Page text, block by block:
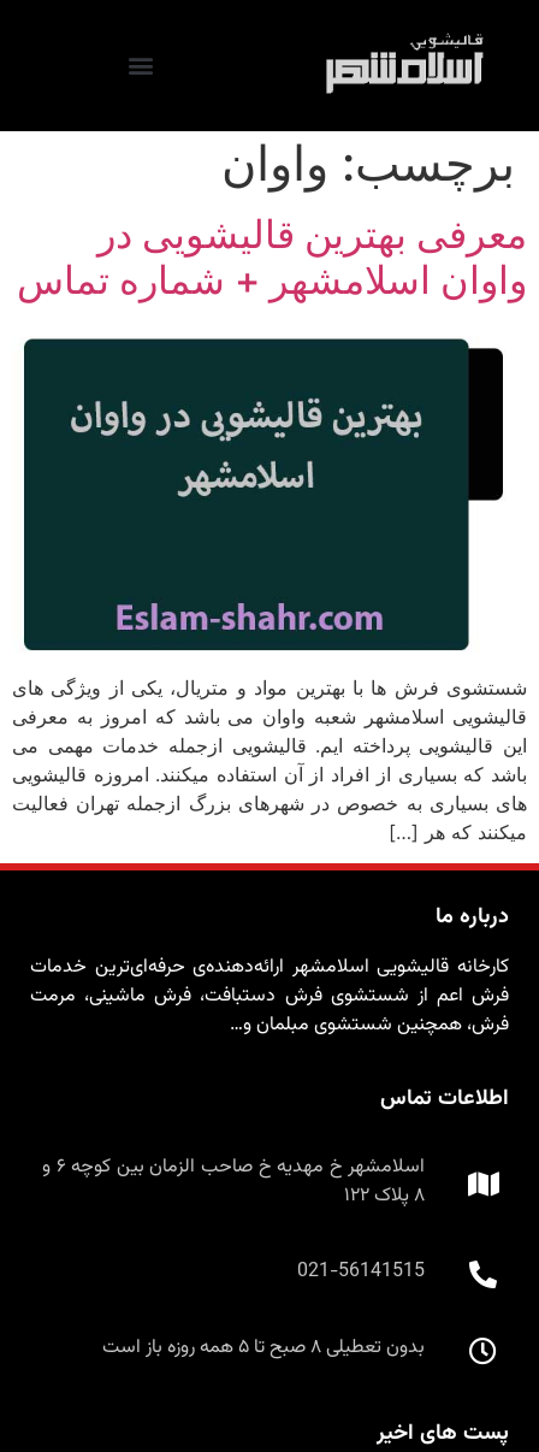
برچسب: واوان
معرفی بهترین قالیشویی در
واوان اسلامشهر + شماره تماس
شستشوی فرش ها با بهترین مواد و متریال، یکی از ویژگی های
قالیشویی اسلامشهر شعبه واوان می باشد که امروز به معرفی
این قالیشویی پرداخته ایم. قالیشویی ازجمله خدمات مهمی می
باشد که بسیاری از افراد از آن استفاده میکنند. امروزه قالیشویی
های بسیاری به خصوص در شهرهای بزرگ ازجمله تهران فعالیت
میکنند که هر […]
درباره ما
کارخانه قالیشویی اسلامشهر ارائه‌دهنده‌ی حرفه‌ای‌ترین خدمات
فرش اعم از شستشوی فرش دستبافت، فرش ماشینی، مرمت
فرش، همچنین شستشوی مبلمان و…
اطلاعات تماس
اسلامشهر خ مهدیه خ صاحب الزمان بین کوچه ۶ و
۸ پلاک ۱۲۲
021-56141515
بدون تعطیلی ۸ صبح تا ۵ همه روزه باز است
پست های اخیر